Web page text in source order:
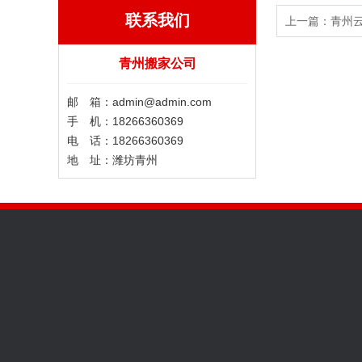
联系我们
青州搬家公司
邮 箱：admin@admin.com
手 机：18266360369
电 话：18266360369
地 址：潍坊青州
上一篇： 青州